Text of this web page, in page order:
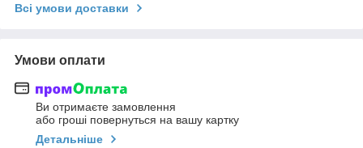
Всі умови доставки
Умови оплати
Ви отримаєте замовлення
або гроші повернуться на вашу картку
Детальніше